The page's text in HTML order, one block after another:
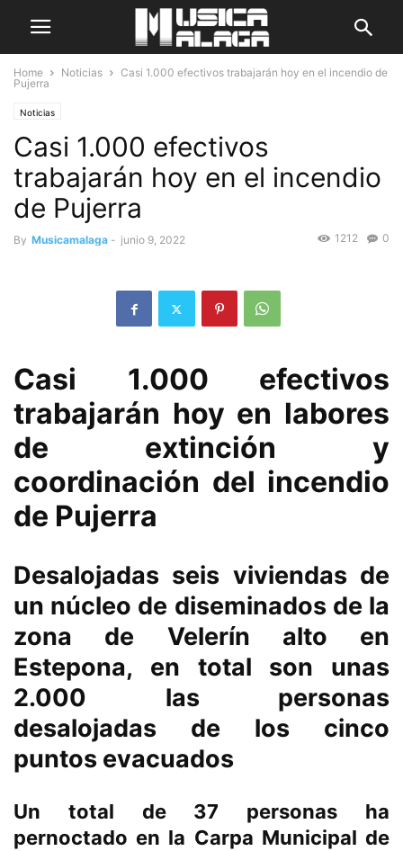
Home Noticias
Casi 1.000 efectivos trabajarán hoy en el incendio de
Pujerra
Noticias
Casi 1.000 efectivos
trabajarán hoy en el incendio
de Pujerra
By Musicamalaga - junio 9, 2022 0
1212
Casi 1.000 efectivos
trabajarán hoy en labores
de extinción y
coordinación del incendio
de Pujerra
Desalojadas seis viviendas de
un núcleo de diseminados de la
zona de Velerín alto en
Estepona, en total son unas
2.000 las personas
desalojadas de los cinco
puntos evacuados
Un total de 37 personas ha
pernoctado en la Carpa Municipal de